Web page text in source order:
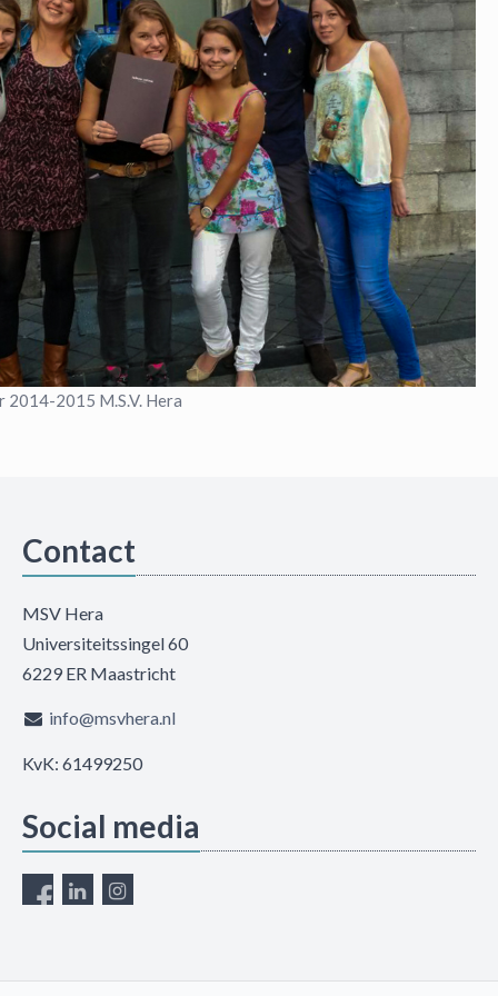
2015 M.S.V. Hera
Contact
MSV Hera
Universiteitssingel 60
6229 ER Maastricht
info@msvhera.nl
KvK: 61499250
Social media